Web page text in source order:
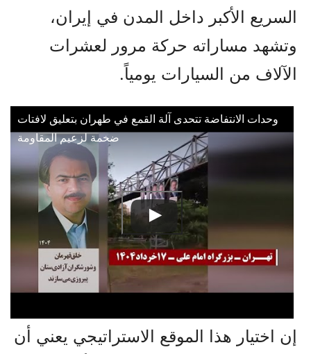
السريع الأكبر داخل المدن في إيران،
وتشهد مساراته حركة مرور لعشرات
الآلاف من السيارات يومياً.
وحدات الانتفاضة تتحدى آلة القمع في طهران بتعليق لافتات
ضخمة لزعيم المقاومة
إن اختيار هذا الموقع الاستراتيجي يعني أن